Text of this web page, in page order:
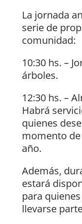
La jornada
serie de
comunidad:
10:30 hs. –
árboles.
12:30 hs. –
Habrá
quienes
momento
año.
Además,
estará
para
llevarse